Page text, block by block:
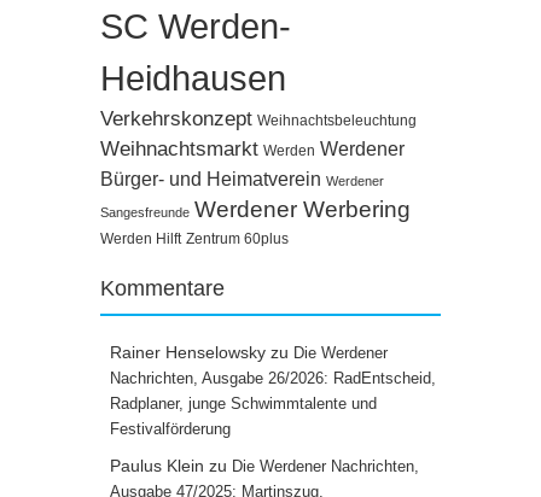
SC Werden-
Heidhausen
Verkehrskonzept Weihnachtsbeleuchtung
Weihnachtsmarkt Werden Werdener
Bürger- und Heimatverein Werdener
Sangesfreunde Werdener Werbering
Werden Hilft Zentrum 60plus
Kommentare
Rainer Henselowsky zu Die Werdener
Nachrichten, Ausgabe 26/2026: RadEntscheid,
Radplaner, junge Schwimmtalente und
Festivalförderung
Paulus Klein zu Die Werdener Nachrichten,
Ausgabe 47/2025: Martinszug,